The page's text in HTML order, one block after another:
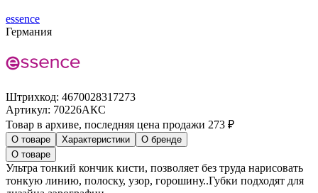
essence
Германия
Штрихкод: 4670028317273
Артикул: 70226АКС
Товар в архиве, последняя цена продажи 273 ₽
О товаре Характеристики
О бренде
О товаре
Ультра тонкий кончик кисти, позволяет без труда нарисовать
тонкую линию, полоску, узор, горошину..Губки подходят для